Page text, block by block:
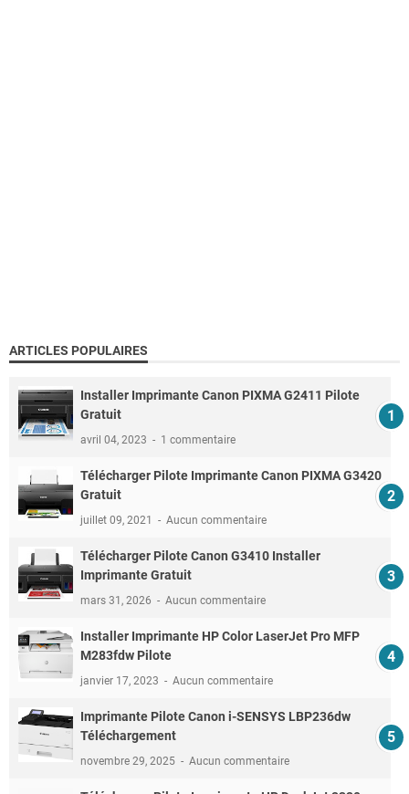
ARTICLES POPULAIRES
Installer Imprimante Canon PIXMA G2411 Pilote
Gratuit
avril 04, 2023 1 commentaire
Télécharger Pilote Imprimante Canon PIXMA G3420
Gratuit
juillet 09, 2021 Aucun commentaire
Télécharger Pilote Canon G3410 Installer
Imprimante Gratuit
mars 31, 2026 Aucun commentaire
Installer Imprimante HP Color LaserJet Pro MFP
M283fdw Pilote
janvier 17, 2023 Aucun commentaire
Imprimante Pilote Canon i-SENSYS LBP236dw
Téléchargement
novembre 29, 2025 Aucun commentaire